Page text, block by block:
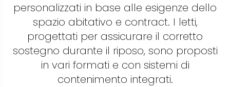
personalizzati in base alle esigenze dello
spazio abitativo e contract. I letti,
progettati per assicurare il corretto
sostegno durante il riposo, sono proposti
in vari formati e con sistemi di
contenimento integrati.